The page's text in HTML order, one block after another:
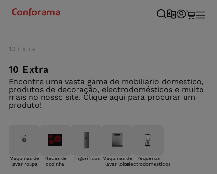
10 Extra
10 Extra
Encontre uma vasta gama de mobiliário doméstico,
produtos de decoração, electrodomésticos e muito
mais no nosso site. Clique aqui para procurar um
produto!
Maquinas de
lavar roupa
Placas de
cozinha
Frigoríficos Maquinas de
lavar loica
Pequenos
electrodomésticos